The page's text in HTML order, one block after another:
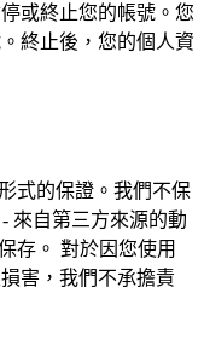
或終止您的帳號。您
終止後，您的個人資
式的保證。我們不保
來自第三方來源的動
存。 對於因您使用
害，我們不承擔責